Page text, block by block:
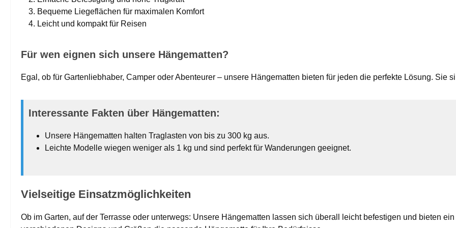
Bequeme Liegeflächen für maximalen Komfort
Leicht und kompakt für Reisen
Für wen eignen sich unsere Hängematten?
Egal, ob für Gartenliebhaber, Camper oder Abenteurer – unsere Hängematten bieten für jeden die perfekte Lösung. Sie
Interessante Fakten über Hängematten:
Unsere Hängematten halten Traglasten von bis zu 300 kg aus.
Leichte Modelle wiegen weniger als 1 kg und sind perfekt für Wanderungen geeignet.
Vielseitige Einsatzmöglichkeiten
Ob im Garten, auf der Terrasse oder unterwegs: Unsere Hängematten lassen sich überall leicht befestigen und bieten